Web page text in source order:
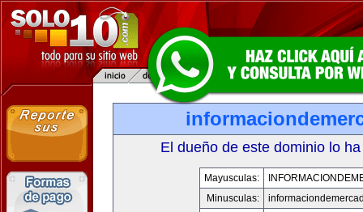
El dueño de este dominio lo
Mayusculas:
Minusculas: